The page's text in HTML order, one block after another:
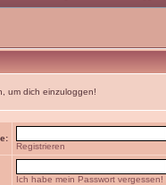
um dich einzuloggen!
Registrieren
Ich habe mein Passwort vergessen!